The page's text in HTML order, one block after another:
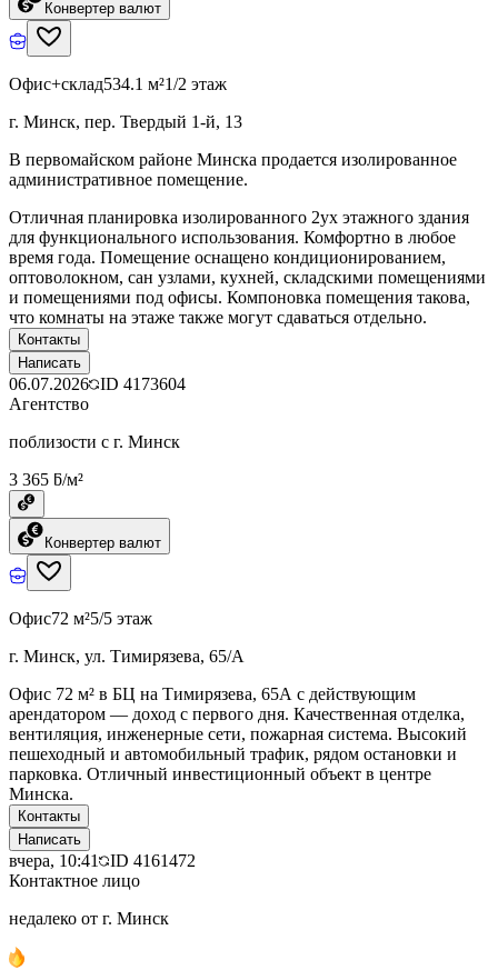
Конвертер валют
Офис+склад534.1 м²1/2 этаж
г. Минск, пер. Твердый 1-й, 13
В первомайском районе Минска продается изолированное
административное помещение.
Отличная планировка изолированного 2ух этажного здания
для функционального использования. Комфортно в любое
время года. Помещение оснащено кондиционированием,
оптоволокном, сан узлами, кухней, складскими помещениями
и помещениями под офисы. Компоновка помещения такова,
что комнаты на этаже также могут сдаваться отдельно.
Контакты
Написать
06.07.2026 ID 4173604
Агентство
поблизости с г. Минск
3 365 ƃ/м²
Конвертер валют
Офис72 м²5/5 этаж
г. Минск, ул. Тимирязева, 65/А
Офис 72 м² в БЦ на Тимирязева, 65А с действующим
арендатором — доход с первого дня. Качественная отделка,
вентиляция, инженерные сети, пожарная система. Высокий
пешеходный и автомобильный трафик, рядом остановки и
парковка. Отличный инвестиционный объект в центре
Минска.
Контакты
Написать
вчера, 10:41 ID 4161472
Контактное лицо
недалеко от г. Минск